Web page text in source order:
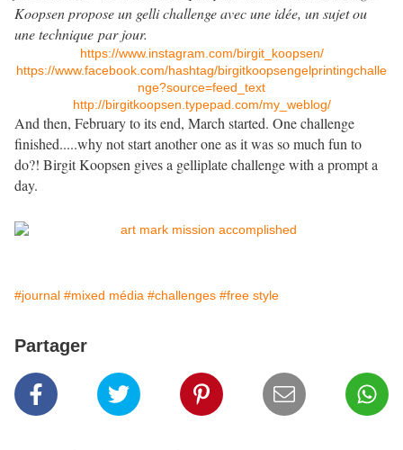
Koopsen propose un gelli challenge avec une idée, un sujet ou
une technique par jour.
https://www.instagram.com/birgit_koopsen/
https://www.facebook.com/hashtag/birgitkoopsengelprintingchalle
nge?source=feed_text
http://birgitkoopsen.typepad.com/my_weblog/
And then, February to its end, March started. One challenge
finished.....why not start another one as it was so much fun to
do?! Birgit Koopsen gives a gelliplate challenge with a prompt a
day.
#journal #mixed média #challenges #free style
Partager